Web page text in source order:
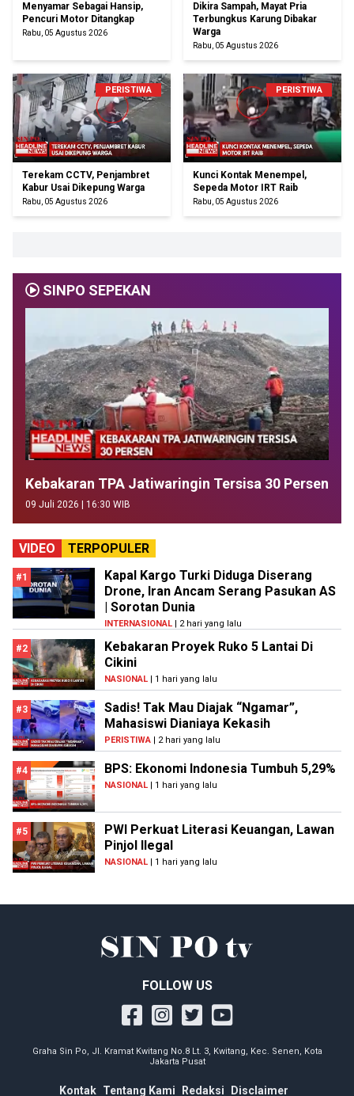
Menyamar Sebagai Hansip,
Pencuri Motor Ditangkap
Rabu, 05 Agustus 2026
Dikira Sampah, Mayat Pria
Terbungkus Karung Dibakar
Warga
Rabu, 05 Agustus 2026
PERISTIWA
Terekam CCTV, Penjambret
Kabur Usai Dikepung Warga
Rabu, 05 Agustus 2026
PERISTIWA
Kunci Kontak Menempel,
Sepeda Motor IRT Raib
Rabu, 05 Agustus 2026
SINPO SEPEKAN
Kebakaran TPA Jatiwaringin Tersisa 30 Persen
09 Juli 2026 | 16:30 WIB
VIDEO TERPOPULER
#1
Kapal Kargo Turki Diduga Diserang
Drone, Iran Ancam Serang Pasukan AS
| Sorotan Dunia
INTERNASIONAL | 2 hari yang lalu
#2
Kebakaran Proyek Ruko 5 Lantai Di
Cikini
NASIONAL | 1 hari yang lalu
#3
Sadis! Tak Mau Diajak “Ngamar”,
Mahasiswi Dianiaya Kekasih
PERISTIWA | 2 hari yang lalu
#4 BPS: Ekonomi Indonesia Tumbuh 5,29%
NASIONAL | 1 hari yang lalu
#5
PWI Perkuat Literasi Keuangan, Lawan
Pinjol Ilegal
NASIONAL | 1 hari yang lalu
FOLLOW US
Graha Sin Po, Jl. Kramat Kwitang No.8 Lt. 3, Kwitang, Kec. Senen, Kota
Jakarta Pusat
Kontak Tentang Kami Redaksi Disclaimer